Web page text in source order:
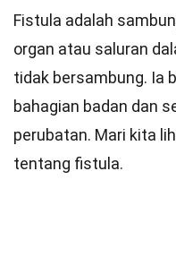
Fistula adalah
organ atau saluran
tidak bersambung. Ia
bahagian badan dan
perubatan. Mari kita
tentang fistula.